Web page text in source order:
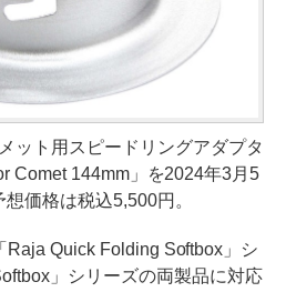
ット用スピードリングアダプタ
Comet 144mm」を2024年3月5
価格は税込5,500円。
Raja Quick Folding Softbox」シ
」シリーズの両製品に対応